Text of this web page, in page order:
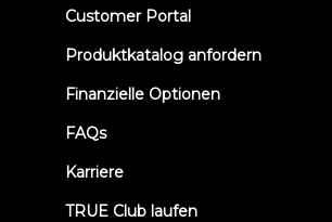
Customer Portal(opens
new
Produktkatalog anfordern
Finanzielle Optionen
FAQs
Karriere
TRUE Club laufen